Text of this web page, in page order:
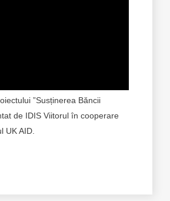
”Susținerea Băncii
de IDIS Viitorul în cooperare
UK AID.